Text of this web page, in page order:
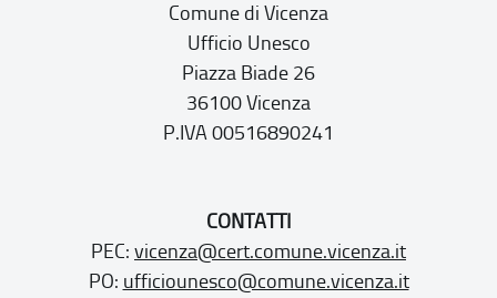
Comune di Vicenza
Ufficio Unesco
Piazza Biade 26
36100 Vicenza
P.IVA 00516890241
CONTATTI
PEC: vicenza@cert.comune.vicenza.it
PO: ufficiounesco@comune.vicenza.it